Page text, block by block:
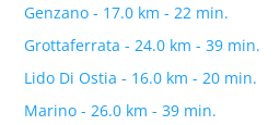
Genzano - 17.0 km - 22 min.
Grottaferrata - 24.0 km - 39 min.
Lido Di Ostia - 16.0 km - 20 min.
Marino - 26.0 km - 39 min.